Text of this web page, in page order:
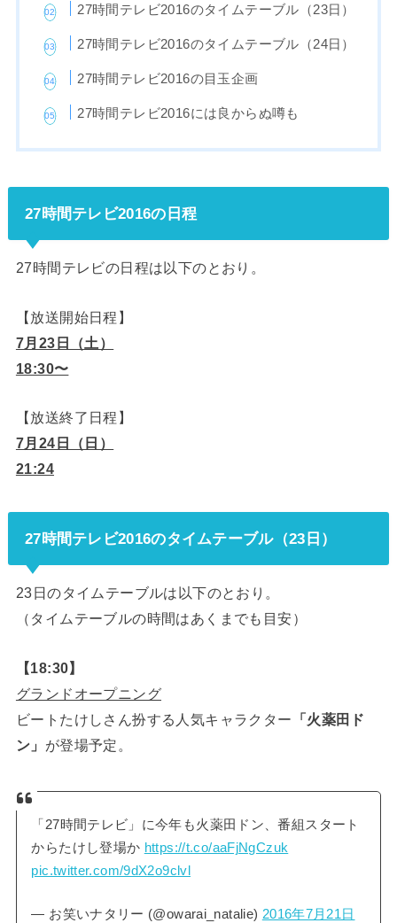
27時間テレビ2016のタイムテーブル（23日）
27時間テレビ2016のタイムテーブル（24日）
27時間テレビ2016の目玉企画
27時間テレビ2016には良からぬ噂も
27時間テレビ2016の日程
27時間テレビの日程は以下のとおり。
【放送開始日程】
7月23日（土）
18:30〜
【放送終了日程】
7月24日（日）
21:24
27時間テレビ2016のタイムテーブル（23日）
23日のタイムテーブルは以下のとおり。
（タイムテーブルの時間はあくまでも目安）
【18:30】
グランドオープニング
ビートたけしさん扮する人気キャラクター 「火薬田ド
ン」 が登場予定。
「27時間テレビ」に今年も火薬田ドン、番組スタート
からたけし登場か https://t.co/aaFjNgCzuk
pic.twitter.com/9dX2o9clvl
— お笑いナタリー (@owarai_natalie) 2016年7月21日